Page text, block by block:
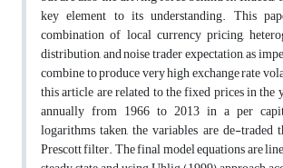
key element to its understanding. This
combination of local currency pricing,
distribution, and noise trader expectation, as
combine to produce very high exchange rate
this article are related to the fixed prices in the
annually from 1966 to 2013 in a per
logarithms taken, the variables are de-
Prescott filter. The final model equations are